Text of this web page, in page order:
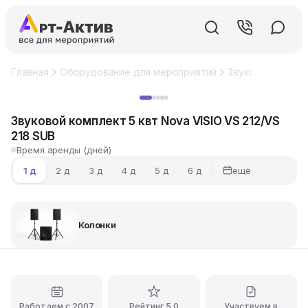
Главная Оборудование для мероприятий Звуковое
Звуковой комплект 5 квт Nova VISIO VS 212/VS
218 SUB
Время аренды (дней)
1 д
2 д 3 д 4 д 5 д 6 д ещё
Колонки